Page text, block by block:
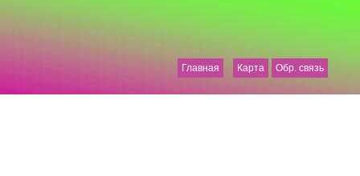
Главная Карта Обр. связь